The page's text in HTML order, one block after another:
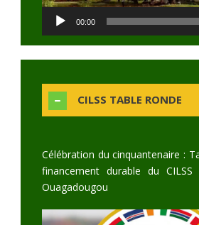
00:00
CILSS TABLE RONDE
Célébration du cinquantenaire :
financement durable du
Ouagadougou
Video